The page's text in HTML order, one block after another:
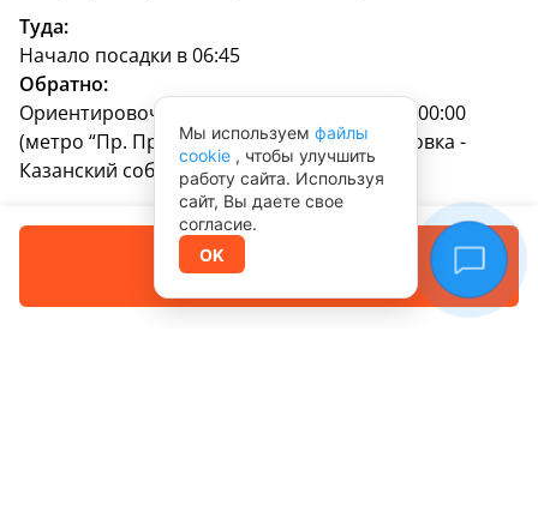
Туда:
Начало посадки в 06:45
Обратно:
Ориентировочное время прибытия 23:00-00:00
(метро “Пр. Просвещения”), вторая остановка -
Казанский собор.
Частые вопросы
Организатор туров
Забронировать
Оплата позже
Мы используем файлы
cookie , чтобы улучшить
работу сайта. Используя
сайт, Вы даете свое
согласие.
OK